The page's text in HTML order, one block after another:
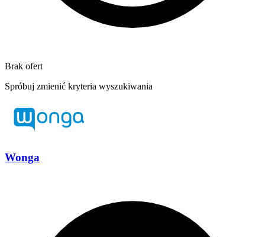
Brak ofert
Spróbuj zmienić kryteria wyszukiwania
Wonga